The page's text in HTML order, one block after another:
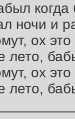
ночи и
ох
лето,
ох
лето,